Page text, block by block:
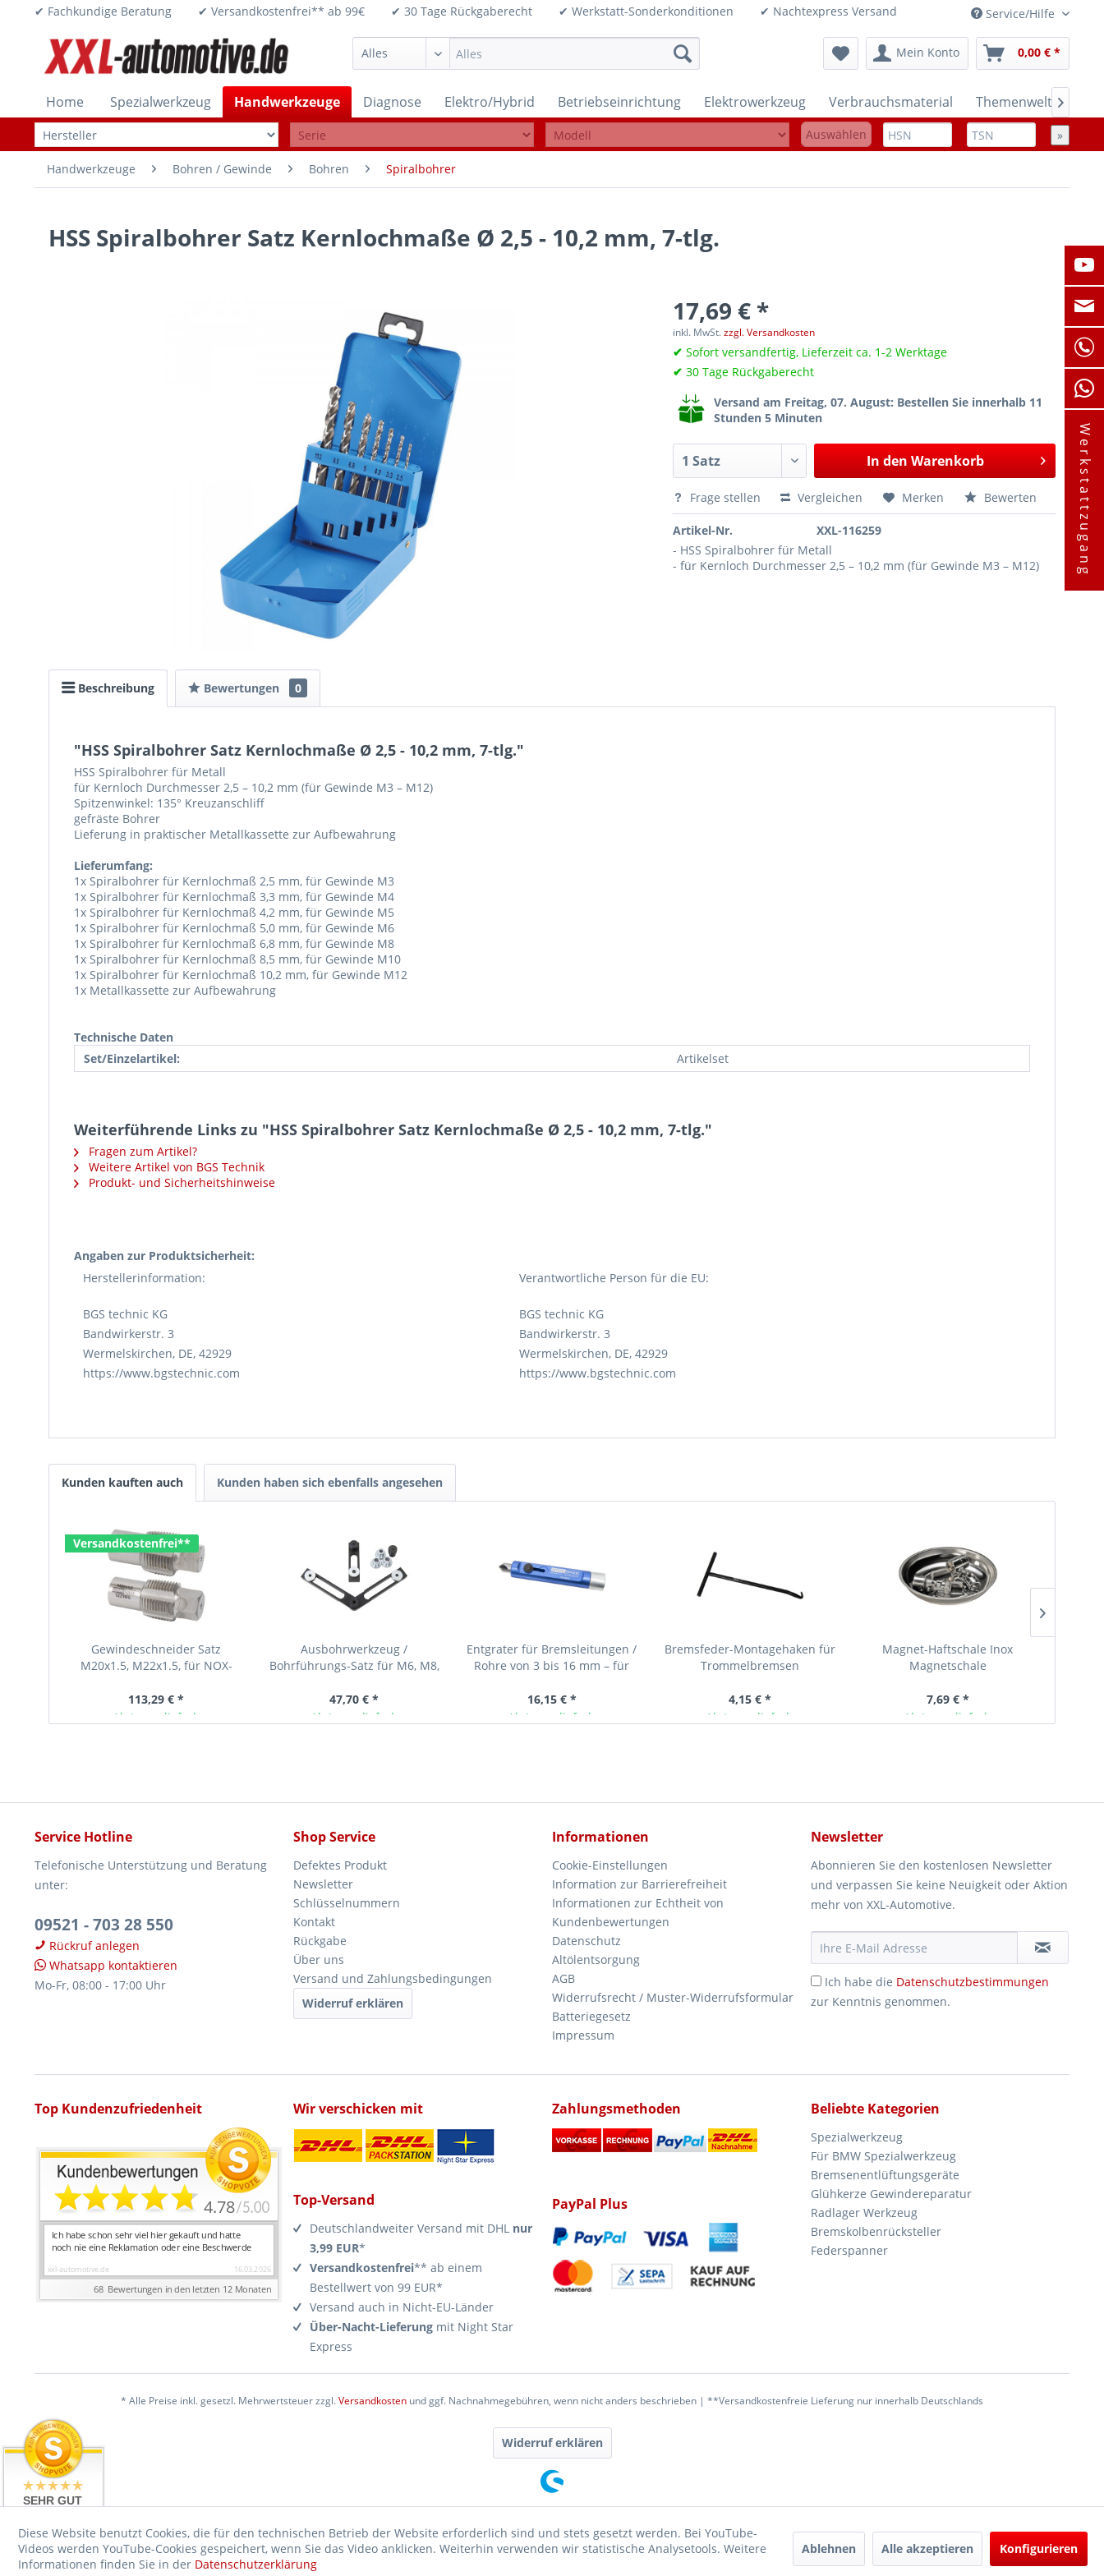
✔ Fachkundige Beratung ✔ Versandkostenfrei** ab 99€ ✔ 30 Tage Rückgaberecht ✔ Werkstatt-Sonderkonditionen ✔ Nachtexpress Versand Service/Hilfe
Mein Konto 0,00 € *
Home Spezialwerkzeug Handwerkzeuge Diagnose Elektro/Hybrid Betriebseinrichtung Elektrowerkzeug Verbrauchsmaterial Themenwelten

Auswählen »
Handwerkzeuge Bohren / Gewinde Bohren Spiralbohrer
HSS Spiralbohrer Satz Kernlochmaße Ø 2,5 - 10,2 mm, 7-tlg.
17,69 € *
inkl. MwSt.zzgl. Versandkosten
✔ Sofort versandfertig, Lieferzeit ca. 1-2 Werktage
✔ 30 Tage Rückgaberecht
Versand am Freitag, 07. August: Bestellen Sie innerhalb 11
Stunden 5 Minuten
In den Warenkorb
Frage stellen Vergleichen Merken Bewerten
Artikel-Nr.
XXL-116259
- HSS Spiralbohrer für Metall
- für Kernloch Durchmesser 2,5 – 10,2 mm (für Gewinde M3 – M12)
Beschreibung Bewertungen 0
"HSS Spiralbohrer Satz Kernlochmaße Ø 2,5 - 10,2 mm, 7-tlg."
HSS Spiralbohrer für Metall
für Kernloch Durchmesser 2,5 – 10,2 mm (für Gewinde M3 – M12)
Spitzenwinkel: 135° Kreuzanschliff
gefräste Bohrer
Lieferung in praktischer Metallkassette zur Aufbewahrung
Lieferumfang:
1x Spiralbohrer für Kernlochmaß 2,5 mm, für Gewinde M3
1x Spiralbohrer für Kernlochmaß 3,3 mm, für Gewinde M4
1x Spiralbohrer für Kernlochmaß 4,2 mm, für Gewinde M5
1x Spiralbohrer für Kernlochmaß 5,0 mm, für Gewinde M6
1x Spiralbohrer für Kernlochmaß 6,8 mm, für Gewinde M8
1x Spiralbohrer für Kernlochmaß 8,5 mm, für Gewinde M10
1x Spiralbohrer für Kernlochmaß 10,2 mm, für Gewinde M12
1x Metallkassette zur Aufbewahrung
Technische Daten
Set/Einzelartikel:
Artikelset
Weiterführende Links zu "HSS Spiralbohrer Satz Kernlochmaße Ø 2,5 - 10,2 mm, 7-tlg."
Fragen zum Artikel?
Weitere Artikel von BGS Technik
Produkt- und Sicherheitshinweise
Angaben zur Produktsicherheit:
Herstellerinformation:
BGS technic KG
Bandwirkerstr. 3
Wermelskirchen, DE, 42929
https://www.bgstechnic.com
Verantwortliche Person für die EU:
BGS technic KG
Bandwirkerstr. 3
Wermelskirchen, DE, 42929
https://www.bgstechnic.com
Kunden kauften auch Kunden haben sich ebenfalls angesehen
Versandkostenfrei**
Gewindeschneider Satz
M20x1.5, M22x1.5, für NOX-
113,29 € *
Ab Lager lieferbar
Ausbohrwerkzeug /
Bohrführungs-Satz für M6, M8,
47,70 € *
Ab Lager lieferbar
Entgrater für Bremsleitungen /
Rohre von 3 bis 16 mm – für
16,15 € *
Ab Lager lieferbar
Bremsfeder-Montagehaken für
Trommelbremsen
4,15 € *
Ab Lager lieferbar
Magnet-Haftschale Inox
Magnetschale
7,69 € *
Ab Lager lieferbar
Service Hotline
Telefonische Unterstützung und Beratung
unter:
09521 - 703 28 550
Rückruf anlegen
Whatsapp kontaktieren
Mo-Fr, 08:00 - 17:00 Uhr
Shop Service
Defektes Produkt
Newsletter
Schlüsselnummern
Kontakt
Rückgabe
Über uns
Versand und Zahlungsbedingungen
Widerruf erklären
Informationen
Cookie-Einstellungen
Information zur Barrierefreiheit
Informationen zur Echtheit von
Kundenbewertungen
Datenschutz
Altölentsorgung
AGB
Widerrufsrecht / Muster-Widerrufsformular
Batteriegesetz
Impressum
Newsletter
Abonnieren Sie den kostenlosen Newsletter
und verpassen Sie keine Neuigkeit oder Aktion
mehr von XXL-Automotive.
Ich habe die Datenschutzbestimmungen
zur Kenntnis genommen.
Top Kundenzufriedenheit Wir verschicken mit
Top-Versand
Deutschlandweiter Versand mit DHL nur
3,99 EUR*
Versandkostenfrei** ab einem
Bestellwert von 99 EUR*
Versand auch in Nicht-EU-Länder
Über-Nacht-Lieferung mit Night Star
Express
Zahlungsmethoden
PayPal Plus
Beliebte Kategorien
Spezialwerkzeug
Für BMW Spezialwerkzeug
Bremsenentlüftungsgeräte
Glühkerze Gewindereparatur
Radlager Werkzeug
Bremskolbenrücksteller
Federspanner
* Alle Preise inkl. gesetzl. Mehrwertsteuer zzgl.Versandkosten und ggf. Nachnahmegebühren, wenn nicht anders beschrieben | **Versandkostenfreie Lieferung nur innerhalb Deutschlands
Widerruf erklären
Werkstattzugang
Diese Website benutzt Cookies, die für den technischen Betrieb der Website erforderlich sind und stets gesetzt werden. Bei YouTube-
Videos werden YouTube-Cookies gespeichert, wenn Sie das Video anklicken. Weiterhin verwenden wir statistische Analysetools. Weitere
Informationen finden Sie in der Datenschutzerklärung
Ablehnen Alle akzeptieren Konfigurieren
SEHR GUT
aus 17476
Bewertungen
bei: ebay.de,
shopvote.de